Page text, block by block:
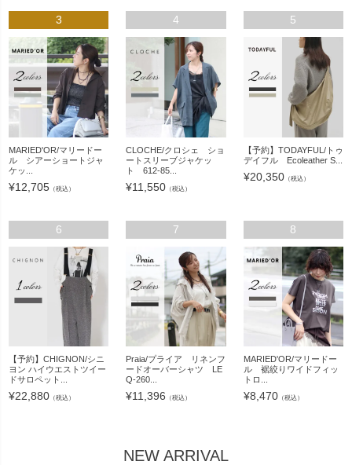
3
MARIED'OR/マリードー
ル シアーショートジャ
ケッ...
¥12,705 （税込）
4
CLOCHE/クロシェ ショ
ートスリーブジャケッ
ト 612-85...
¥11,550 （税込）
5
【予約】TODAYFUL/トゥ
デイフル Ecoleather S...
¥20,350（税込）
6
【予約】CHIGNON/シニ
ヨン ハイウエストツイー
ドサロペット...
¥22,880 （税込）
7
Praia/プライア リネンフ
ードオーバーシャツ LE
Q-260...
¥11,396 （税込）
8
MARIED'OR/マリードー
ル 裾絞りワイドフィッ
トロ...
¥8,470（税込）
NEW ARRIVAL